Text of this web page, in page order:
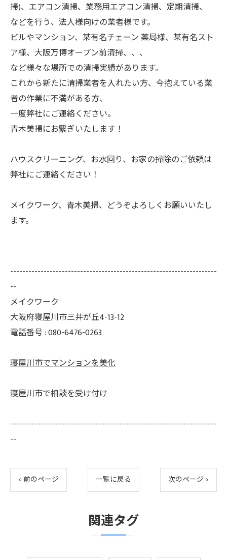
掃)、エアコン清掃、業務用エアコン清掃、定期清掃、
などを行う、法人様向けの業者様です。
ビルやマンション、某有名チェーン 薬局様、某有名スト
ア様、大阪万博オープン前清掃、、、
など様々な場所での清掃実績があります。
これから新たに清掃業者を入れたい方、今抱えている業
者の作業に不満がある方、
一度弊社にご連絡ください。
青木美掃にお繋ぎいたします！
ハウスクリーニング、お水回り、お家の掃除のご依頼は
弊社にご連絡ください！
メイクワーク、青木美掃、どうぞよろしくお願いいたし
ます。
--------------------------------------------------------------------
--
メイクワーク
大阪府寝屋川市三井が丘4-13-12
電話番号 : 080-6476-0263
寝屋川市でマンションを美化
寝屋川市で相談を受け付け
--------------------------------------------------------------------
--
< 前のページ 一覧に戻る 次のページ >
関連タグ